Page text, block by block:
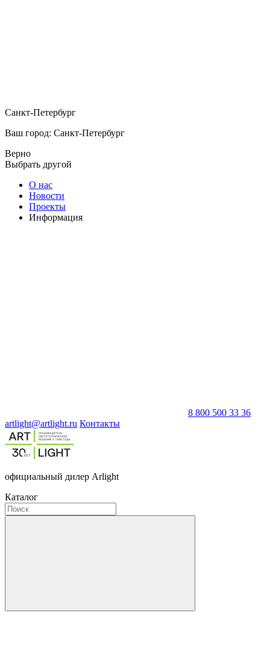
Санкт-Петербург
Ваш город: Санкт-Петербург
Верно
Выбрать другой
О нас
Новости
Проекты
Информация
8 800 500 33 36
artlight@artlight.ru Контакты
официальный дилер Arlight
Каталог